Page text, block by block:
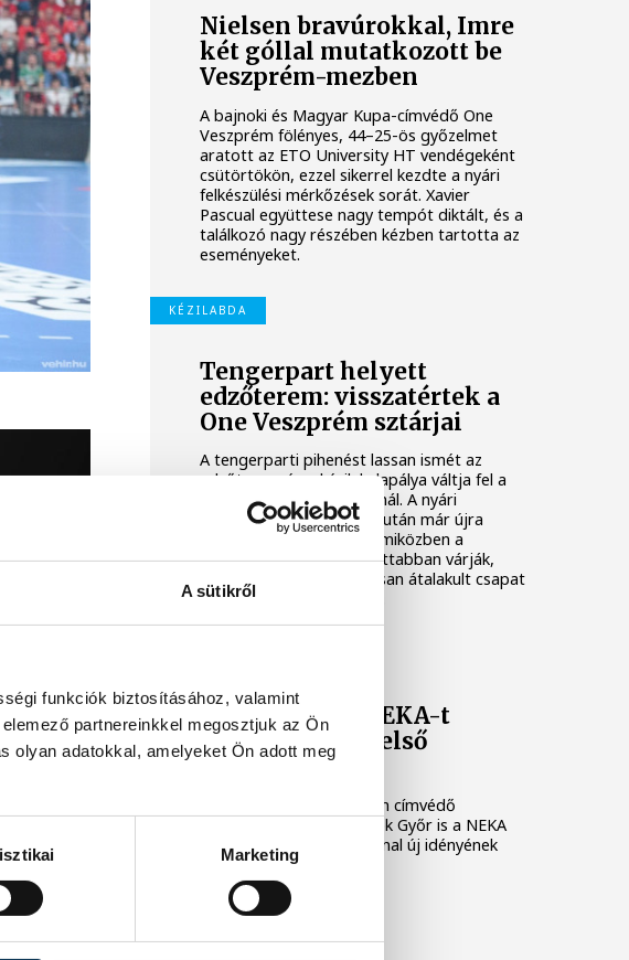
A sütikről
funkciók biztosításához, valamint
partnereinkkel megosztjuk az Ön
olyan adatokkal, amelyeket Ön adott meg
Marketing
Nielsen bravúrokkal, Imre
két góllal mutatkozott be
Veszprém-mezben
A bajnoki és Magyar Kupa-címvédő One
Veszprém fölényes, 44–25-ös győzelmet
aratott az ETO University HT vendégeként
csütörtökön, ezzel sikerrel kezdte a nyári
felkészülési mérkőzések sorát. Xavier
Pascual együttese nagy tempót diktált, és a
találkozó nagy részében kézben tartotta az
eseményeket.
KÉZILABDA
Tengerpart helyett
edzőterem: visszatértek a
One Veszprém sztárjai
A tengerparti pihenést lassan ismét az
edzőterem és a kézilabdapálya váltja fel a
One Veszprém játékosainál. A nyári
szabadság utolsó napjai után már újra
együtt dolgozik a keret, miközben a
szurkolók is egyre izgatottabban várják,
mire lesz képes az alaposan átalakult csapat
az előttünk álló idényben.
A Veszprém a NEKA-t
fogadja az NB I első
fordulójában
A férfi kézilabda NB I-ben címvédő
Veszprém, és a női bajnok Győr is a NEKA
csapatát fogadja az élvonal új idényének
első fordulójában.